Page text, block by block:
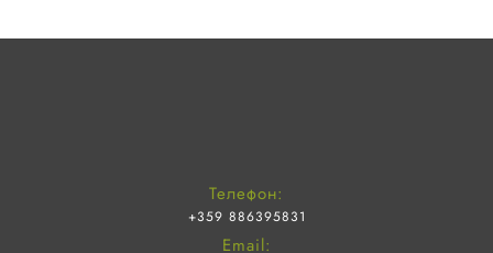
Email:
Телефон:
+359 886395831